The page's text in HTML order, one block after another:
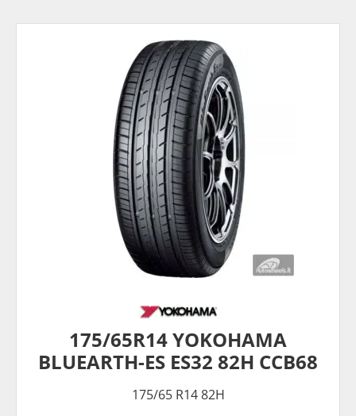
175/65R14 YOKOHAMA
BLUEARTH-ES ES32 82H CCB68
175/65 R14 82H